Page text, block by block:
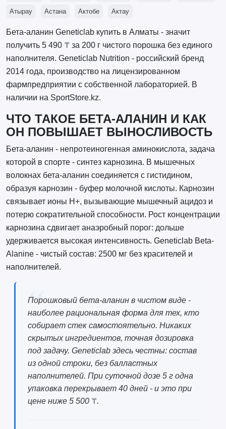
Атырау Астана Актобе Актау
Бета-аланин Geneticlab купить в Алматы - значит
получить 5 490 ₸ за 200 г чистого порошка без единого
наполнителя. Geneticlab Nutrition - российский бренд
2014 года, производство на лицензированном
фармпредприятии с собственной лабораторией. В
наличии на SportStore.kz.
ЧТО ТАКОЕ БЕТА-АЛАНИН И КАК
ОН ПОВЫШАЕТ ВЫНОСЛИВОСТЬ
Бета-аланин - непротеиногенная аминокислота, задача
которой в спорте - синтез карнозина. В мышечных
волокнах бета-аланин соединяется с гистидином,
образуя карнозин - буфер молочной кислоты. Карнозин
связывает ионы H+, вызывающие мышечный ацидоз и
потерю сократительной способности. Рост концентрации
карнозина сдвигает анаэробный порог: дольше
удерживается высокая интенсивность. Geneticlab Beta-
Alanine - чистый состав: 2500 мг без красителей и
наполнителей.
Порошковый бета-аланин в чистом виде -
наиболее рациональная форма для тех, кто
собирает стек самостоятельно. Никаких
скрытых ингредиентов, точная дозировка
под задачу. Geneticlab здесь честны: состав
из одной строки, без балластных
наполнителей. При суточной дозе 5 г одна
упаковка перекрывает 40 дней - и это при
цене ниже 5 500 ₸.